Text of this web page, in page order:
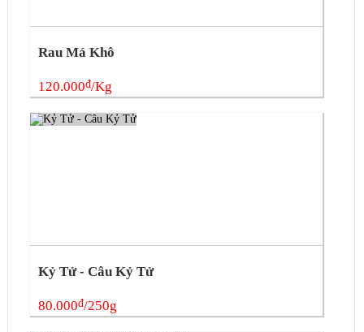
Rau Má Khô
120.000đ/Kg
Kỷ Tử - Câu Kỷ Tử
80.000đ/250g